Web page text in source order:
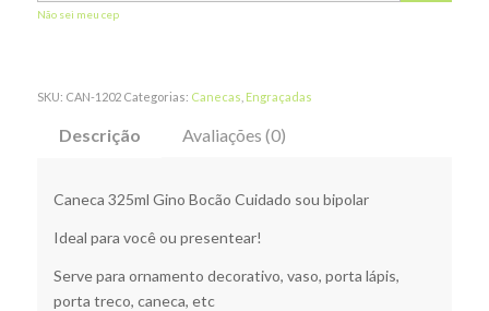
Não sei meu cep
SKU: CAN-1202 Categorias: Canecas Engraçadas
Descrição Avaliações (0)
Caneca 325ml Gino Bocão Cuidado sou bipolar
Ideal para você ou presentear!
Serve para ornamento decorativo, vaso, porta lápis,
porta treco, caneca, etc